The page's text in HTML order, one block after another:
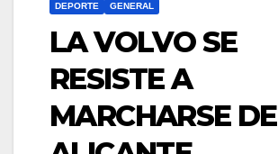
DEPORTE GENERAL
LA VOLVO SE
RESISTE A
MARCHARSE DE